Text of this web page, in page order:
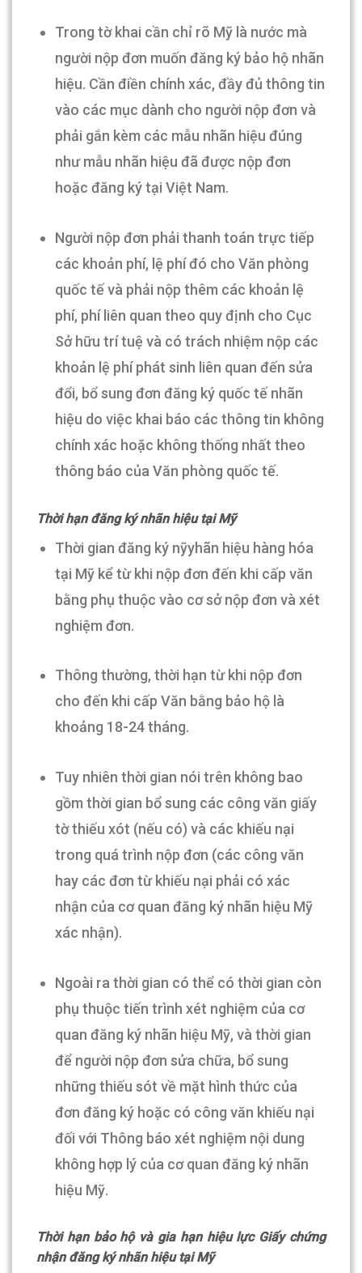
Trong tờ khai cần chỉ rõ Mỹ là nước mà
người nộp đơn muốn đăng ký bảo hộ nhãn
hiệu. Cần điền chính xác, đầy đủ thông tin
vào các mục dành cho người nộp đơn và
phải gắn kèm các mẫu nhãn hiệu đúng
như mẫu nhãn hiệu đã được nộp đơn
hoặc đăng ký tại Việt Nam.
Người nộp đơn phải thanh toán trực tiếp
các khoản phí, lệ phí đó cho Văn phòng
quốc tế và phải nộp thêm các khoản lệ
phí, phí liên quan theo quy định cho Cục
Sở hữu trí tuệ và có trách nhiệm nộp các
khoản lệ phí phát sinh liên quan đến sửa
đổi, bổ sung đơn đăng ký quốc tế nhãn
hiệu do việc khai báo các thông tin không
chính xác hoặc không thống nhất theo
thông báo của Văn phòng quốc tế.
Thời hạn đăng ký nhãn hiệu tại Mỹ
Thời gian đăng ký nỹyhãn hiệu hàng hóa
tại Mỹ kể từ khi nộp đơn đến khi cấp văn
bằng phụ thuộc vào cơ sở nộp đơn và xét
nghiệm đơn.
Thông thường, thời hạn từ khi nộp đơn
cho đến khi cấp Văn bằng bảo hộ là
khoảng 18-24 tháng.
Tuy nhiên thời gian nói trên không bao
gồm thời gian bổ sung các công văn giấy
tờ thiếu xót (nếu có) và các khiếu nại
trong quá trình nộp đơn (các công văn
hay các đơn từ khiếu nại phải có xác
nhận của cơ quan đăng ký nhãn hiệu Mỹ
xác nhận).
Ngoài ra thời gian có thể có thời gian còn
phụ thuộc tiến trình xét nghiệm của cơ
quan đăng ký nhãn hiệu Mỹ, và thời gian
để người nộp đơn sửa chữa, bổ sung
những thiếu sót về mặt hình thức của
đơn đăng ký hoặc có công văn khiếu nại
đối với Thông báo xét nghiệm nội dung
không hợp lý của cơ quan đăng ký nhãn
hiệu Mỹ.
Thời hạn bảo hộ và gia hạn hiệu lực Giấy chứng
nhận đăng ký nhãn hiệu tại Mỹ